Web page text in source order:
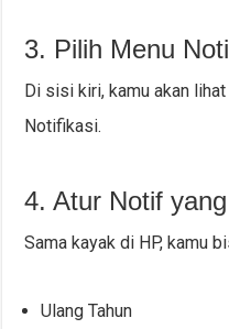
3. Pilih Menu
Di sisi kiri, kamu akan
Notifikasi.
4. Atur Notif
Sama kayak di HP, kamu
Ulang Tahun